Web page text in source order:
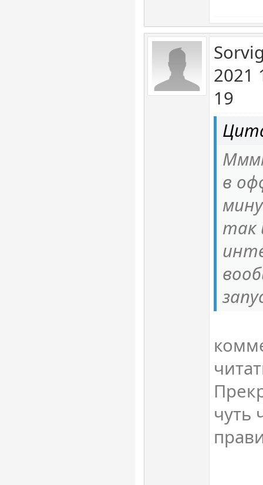
2021
19
в
так
чуть